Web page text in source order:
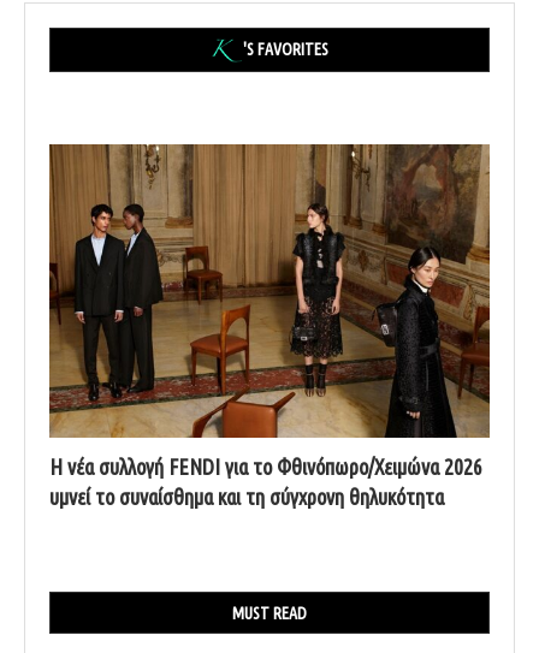
'S FAVORITES
Η νέα συλλογή FENDI για το Φθινόπωρο/Χειμώνα 2026
υμνεί το συναίσθημα και τη σύγχρονη θηλυκότητα
MUST READ